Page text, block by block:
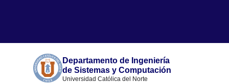
Departamento de Ingeniería
de Sistemas y Computación
Universidad Católica del Norte